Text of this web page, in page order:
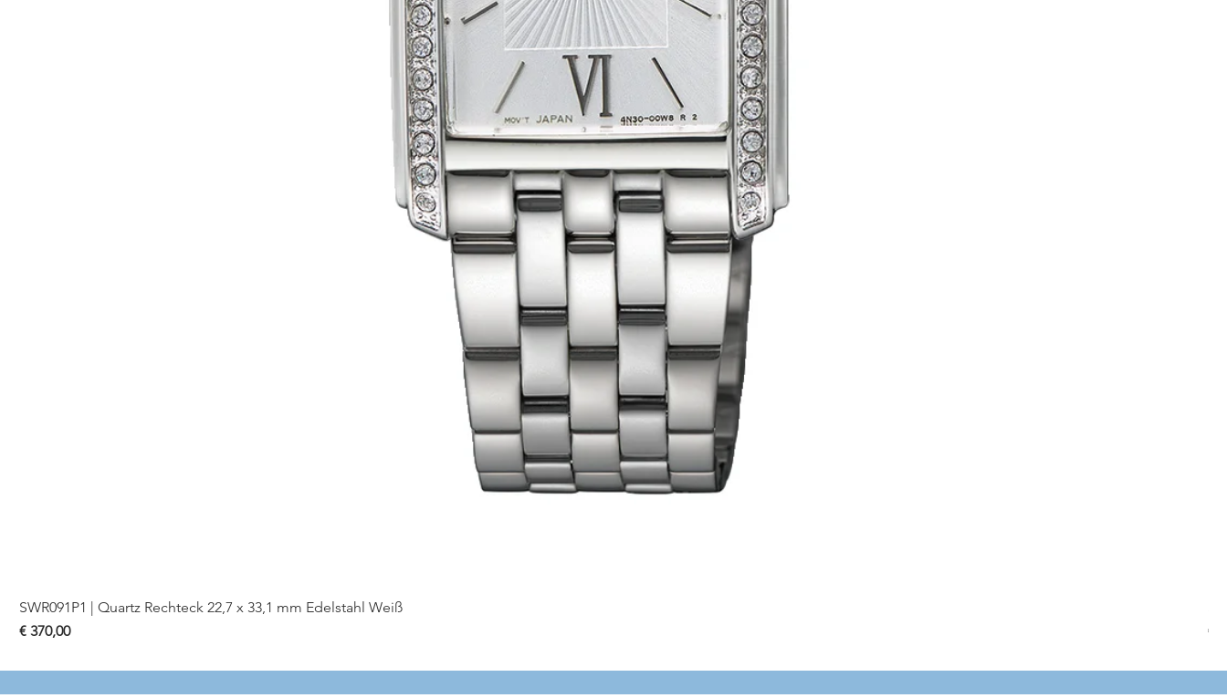
SWR091P1 | Quartz Rechteck 22,7 x 33,1 mm Edelstahl Weiß
Preis
€ 370,00 €